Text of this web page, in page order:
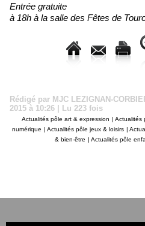
Entrée gratuite
à 18h à la salle des Fêtes de
Rédigé par MJC LEZIGNAN-
2015 à 10:26 | Lu 223 fois
Actualités pôle art & expression | Actualités
numérique | Actualités pôle jeux & loisirs |
& bien-être | Actualités pôle